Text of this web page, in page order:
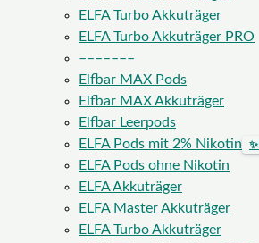
ELFA Turbo Akkuträger
ELFA Turbo Akkuträger PRO
–––––––
Elfbar MAX Pods
Elfbar MAX Akkuträger
Elfbar Leerpods
ELFA Pods mit 2% Nikotin
✨
ELFA Pods ohne Nikotin
ELFA Akkuträger
ELFA Master Akkuträger
ELFA Turbo Akkuträger